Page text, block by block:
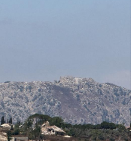
منوّعات
حظّك اليوم